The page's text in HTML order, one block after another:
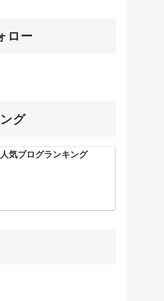
ロー
グ
人気ブログランキング